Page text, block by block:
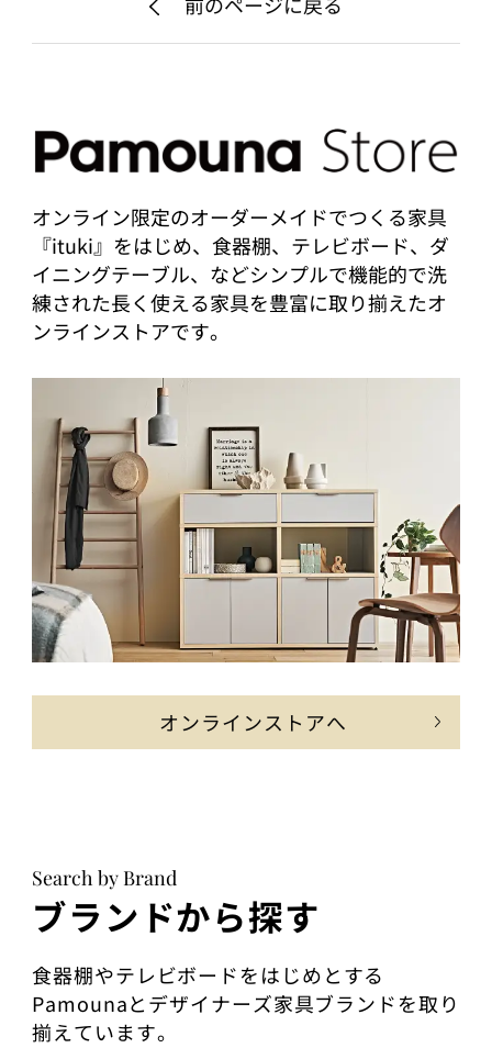
オンライン限定のオーダーメイドでつくる家具
『ituki』をはじめ、食器棚、テレビボード、ダ
イニングテーブル、などシンプルで機能的で洗
練された長く使える家具を豊富に取り揃えたオ
ンラインストアです。
オンラインストアへ
Search by Brand
ブランドから探す
食器棚やテレビボードをはじめとする
Pamounaとデザイナーズ家具ブランドを取り
揃えています。